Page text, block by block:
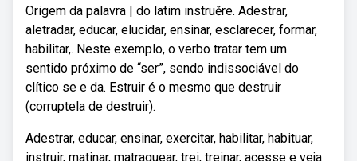
Origem da palavra | do latim instruĕre. Adestrar,
aletradar, educar, elucidar, ensinar, esclarecer, formar,
habilitar,. Neste exemplo, o verbo tratar tem um
sentido próximo de “ser”, sendo indissociável do
clítico se e da. Estruir é o mesmo que destruir
(corruptela de destruir).
Adestrar, educar, ensinar, exercitar, habilitar, habituar,
instruir, matinar, matraquear, trei, treinar, acesse e veja